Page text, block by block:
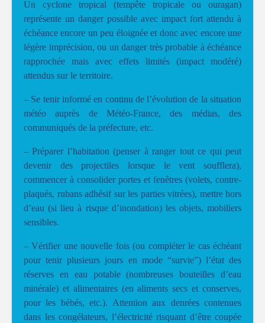
Un cyclone tropical (tempête tropicale ou ouragan)
représente un danger possible avec impact fort attendu à
échéance encore un peu éloignée et donc avec encore une
légère imprécision, ou un danger très probable à échéance
rapprochée mais avec effets limités (impact modéré)
attendus sur le territoire.
– Se tenir informé en continu de l’évolution de la situation
météo auprès de Météo-France, des médias, des
communiqués de la préfecture, etc.
– Préparer l’habitation (penser à ranger tout ce qui peut
devenir des projectiles lorsque le vent soufflera),
commencer à consolider portes et fenêtres (volets, contre-
plaqués, rubans adhésif sur les parties vitrées), mettre hors
d’eau (si lieu à risque d’inondation) les objets, mobiliers
sensibles.
– Vérifier une nouvelle fois (ou compléter le cas échéant
pour tenir plusieurs jours en mode “survie”) l’état des
réserves en eau potable (nombreuses bouteilles d’eau
minérale) et alimentaires (en aliments secs et conserves,
pour les bébés, etc.). Attention aux denrées contenues
dans les congélateurs, l’électricité risquant d’être coupée